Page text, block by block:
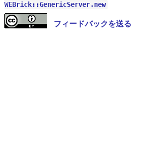
WEBrick::GenericServer.new
フィードバックを送る